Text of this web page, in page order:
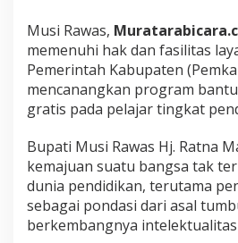
D
e
n
g
a
n
u
n
i
a
P
e
Musi Rawas,
memenuhi hak dan fasilitas
Pemerintah Kabupaten
mencanangkan program
gratis pada pelajar tingkat
Bupati Musi Rawas Hj. Ratna
kemajuan suatu bangsa tak
dunia pendidikan, terutama
sebagai pondasi dari asal
berkembangnya